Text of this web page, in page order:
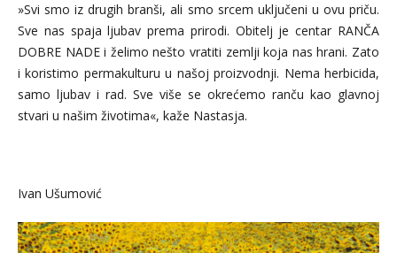
»Svi smo iz drugih branši, ali smo srcem uključeni u ovu priču.
Sve nas spaja ljubav prema prirodi. Obitelj je centar RANČA
DOBRE NADE i želimo nešto vratiti zemlji koja nas hrani. Zato
i koristimo permakulturu u našoj proizvodnji. Nema herbicida,
samo ljubav i rad. Sve više se okrećemo ranču kao glavnoj
stvari u našim životima«, kaže Nastasja.
Ivan Ušumović